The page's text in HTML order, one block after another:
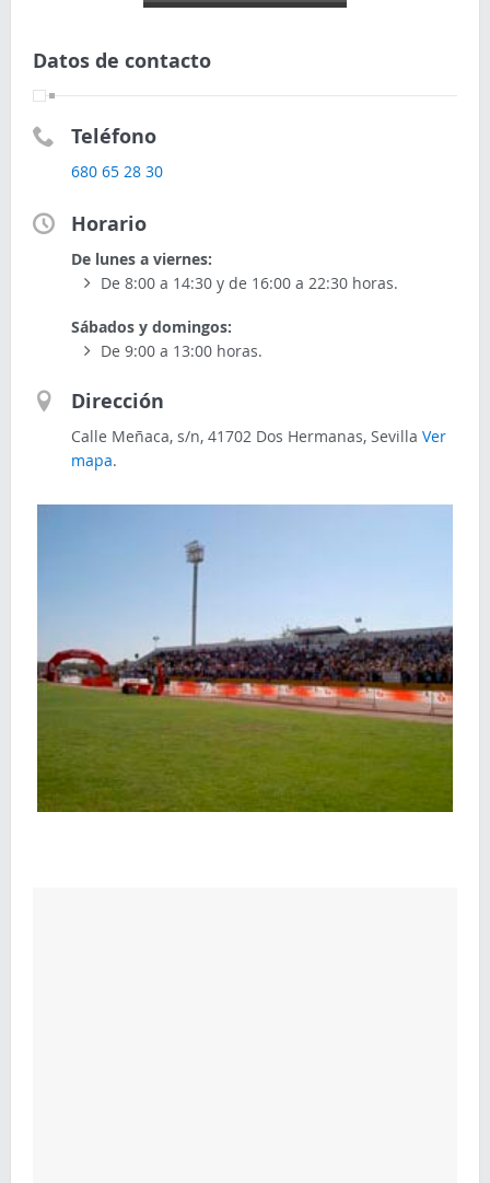
Datos de contacto
Teléfono
680 65 28 30
Horario
De lunes a viernes:
De 8:00 a 14:30 y de 16:00 a 22:30 horas.
Sábados y domingos:
De 9:00 a 13:00 horas.
Dirección
Calle Meñaca, s/n, 41702 Dos Hermanas, Sevilla Ver
mapa.